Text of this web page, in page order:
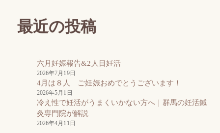
最近の投稿
六月妊娠報告&2人目妊活
2026年7月19日
4月は８人 ご妊娠おめでとうございます！
2026年5月1日
冷え性で妊活がうまくいかない方へ｜群馬の妊活鍼
灸専門院が解説
2026年4月11日